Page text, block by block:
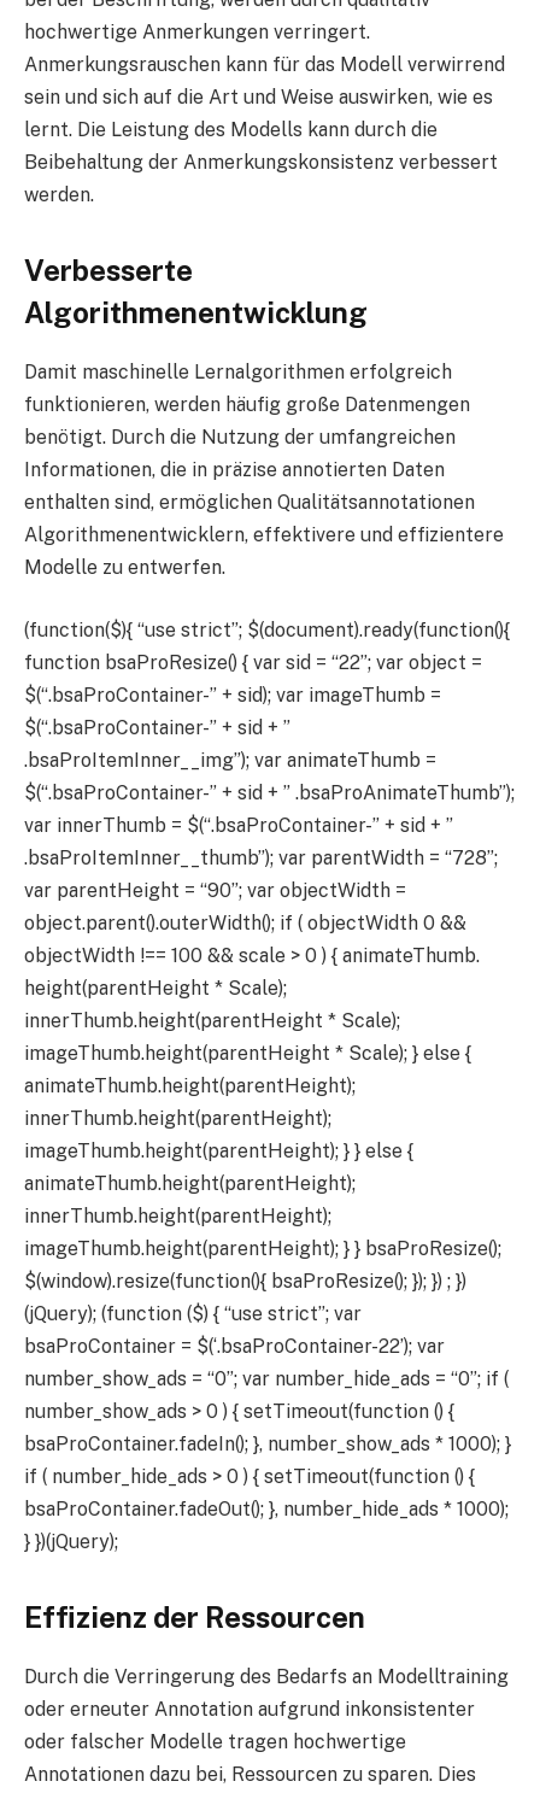
hochwertige Anmerkungen verringert.
Anmerkungsrauschen kann für das Modell verwirrend
sein und sich auf die Art und Weise auswirken, wie es
lernt. Die Leistung des Modells kann durch die
Beibehaltung der Anmerkungskonsistenz verbessert
werden.
Verbesserte
Algorithmenentwicklung
Damit maschinelle Lernalgorithmen erfolgreich
funktionieren, werden häufig große Datenmengen
benötigt. Durch die Nutzung der umfangreichen
Informationen, die in präzise annotierten Daten
enthalten sind, ermöglichen Qualitätsannotationen
Algorithmenentwicklern, effektivere und effizientere
Modelle zu entwerfen.
(function($){ “use strict”; $(document).ready(function(){
function bsaProResize() { var sid = “22”; var object =
$(“.bsaProContainer-” + sid); var imageThumb =
$(“.bsaProContainer-” + sid + ”
.bsaProItemInner__img”); var animateThumb =
$(“.bsaProContainer-” + sid + ” .bsaProAnimateThumb”);
var innerThumb = $(“.bsaProContainer-” + sid + ”
.bsaProItemInner__thumb”); var parentWidth = “728”;
var parentHeight = “90”; var objectWidth =
object.parent().outerWidth(); if ( objectWidth 0 &&
objectWidth !== 100 && scale > 0 ) { animateThumb.
height(parentHeight * Scale);
innerThumb.height(parentHeight * Scale);
imageThumb.height(parentHeight * Scale); } else {
animateThumb.height(parentHeight);
innerThumb.height(parentHeight);
imageThumb.height(parentHeight); } } else {
animateThumb.height(parentHeight);
innerThumb.height(parentHeight);
imageThumb.height(parentHeight); } } bsaProResize();
$(window).resize(function(){ bsaProResize(); }); }) ; })
(jQuery); (function ($) { “use strict”; var
bsaProContainer = $(‘.bsaProContainer-22’); var
number_show_ads = “0”; var number_hide_ads = “0”; if (
number_show_ads > 0 ) { setTimeout(function () {
bsaProContainer.fadeIn(); }, number_show_ads * 1000); }
if ( number_hide_ads > 0 ) { setTimeout(function () {
bsaProContainer.fadeOut(); }, number_hide_ads * 1000);
} })(jQuery);
Effizienz der Ressourcen
Durch die Verringerung des Bedarfs an Modelltraining
oder erneuter Annotation aufgrund inkonsistenter
oder falscher Modelle tragen hochwertige
Annotationen dazu bei, Ressourcen zu sparen. Dies